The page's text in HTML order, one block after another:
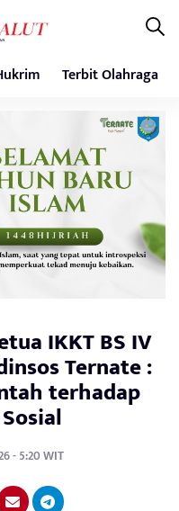
Terbit Olahraga
IKKT BS IV
Ternate :
terhadap
- 5:20 WIT